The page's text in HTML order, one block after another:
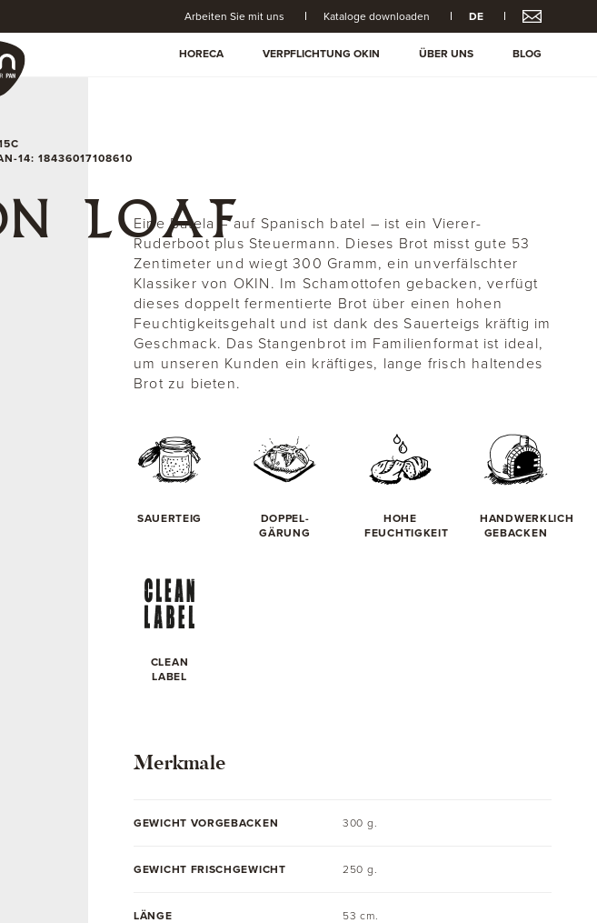
Arbeiten Sie mit uns Kataloge downloaden DE
HORECA VERPFLICHTUNG OKIN ÜBER UNS BLOG
14: 18436017108610
LOAF
Eine Batela – auf Spanisch batel – ist ein Vierer-
Ruderboot plus Steuermann. Dieses Brot misst gute 53
Zentimeter und wiegt 300 Gramm, ein unverfälschter
Klassiker von OKIN. Im Schamottofen gebacken, verfügt
dieses doppelt fermentierte Brot über einen hohen
Feuchtigkeitsgehalt und ist dank des Sauerteigs kräftig im
Geschmack. Das Stangenbrot im Familienformat ist ideal,
um unseren Kunden ein kräftiges, lange frisch haltendes
Brot zu bieten.
SAUERTEIG
DOPPEL-
GÄRUNG
HOHE
FEUCHTIGKEIT
HANDWERKLICH
GEBACKEN
CLEAN
LABEL
Merkmale
GEWICHT VORGEBACKEN 300 g.
GEWICHT FRISCHGEWICHT 250 g.
LÄNGE 53 cm.